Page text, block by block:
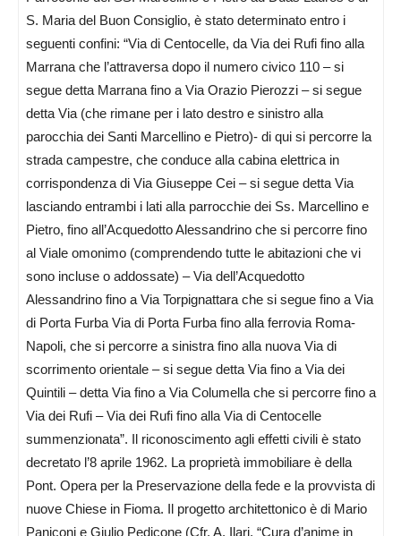
S. Maria del Buon Consiglio, è stato determinato entro i
seguenti confini: “Via di Centocelle, da Via dei Rufi fino alla
Marrana che l’attraversa dopo il numero civico 110 – si
segue detta Marrana fino a Via Orazio Pierozzi – si segue
detta Via (che rimane per i lato destro e sinistro alla
parocchia dei Santi Marcellino e Pietro)- di qui si percorre la
strada campestre, che conduce alla cabina elettrica in
corrispondenza di Via Giuseppe Cei – si segue detta Via
lasciando entrambi i lati alla parrocchie dei Ss. Marcellino e
Pietro, fino all’Acquedotto Alessandrino che si percorre fino
al Viale omonimo (comprendendo tutte le abitazioni che vi
sono incluse o addossate) – Via dell’Acquedotto
Alessandrino fino a Via Torpignattara che si segue fino a Via
di Porta Furba Via di Porta Furba fino alla ferrovia Roma-
Napoli, che si percorre a sinistra fino alla nuova Via di
scorrimento orientale – si segue detta Via fino a Via dei
Quintili – detta Via fino a Via Columella che si percorre fino a
Via dei Rufi – Via dei Rufi fino alla Via di Centocelle
summenzionata”. Il riconoscimento agli effetti civili è stato
decretato l’8 aprile 1962. La proprietà immobiliare è della
Pont. Opera per la Preservazione della fede e la provvista di
nuove Chiese in Fioma. Il progetto architettonico è di Mario
Paniconi e Giulio Pedicone (Cfr. A. Ilari, “Cura d’anime in